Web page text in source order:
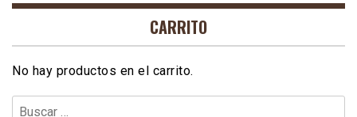
CARRITO
No hay productos en el carrito.
Buscar: